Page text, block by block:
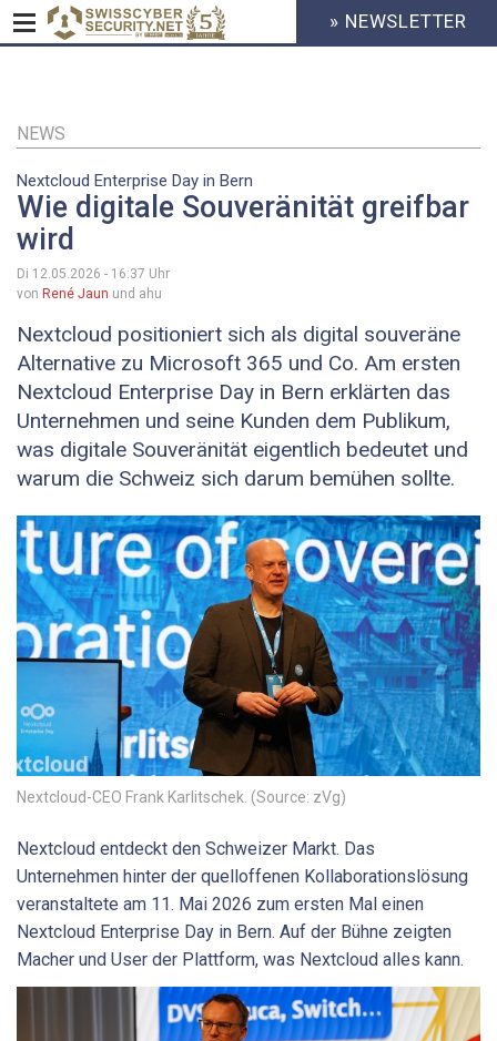
Inhalt
HEADER
MENU
» NEWSLETTER
NEWS
Nextcloud Enterprise Day in Bern
Wie digitale Souveränität greifbar
wird
Di 12.05.2026 - 16:37 Uhr
von René Jaun und ahu
Nextcloud positioniert sich als digital souveräne
Alternative zu Microsoft 365 und Co. Am ersten
Nextcloud Enterprise Day in Bern erklärten das
Unternehmen und seine Kunden dem Publikum,
was digitale Souveränität eigentlich bedeutet und
warum die Schweiz sich darum bemühen sollte.
Nextcloud-CEO Frank Karlitschek. (Source: zVg)
Nextcloud entdeckt den Schweizer Markt. Das
Unternehmen hinter der quelloffenen Kollaborationslösung
veranstaltete am 11. Mai 2026 zum ersten Mal einen
Nextcloud Enterprise Day in Bern. Auf der Bühne zeigten
Macher und User der Plattform, was Nextcloud alles kann.